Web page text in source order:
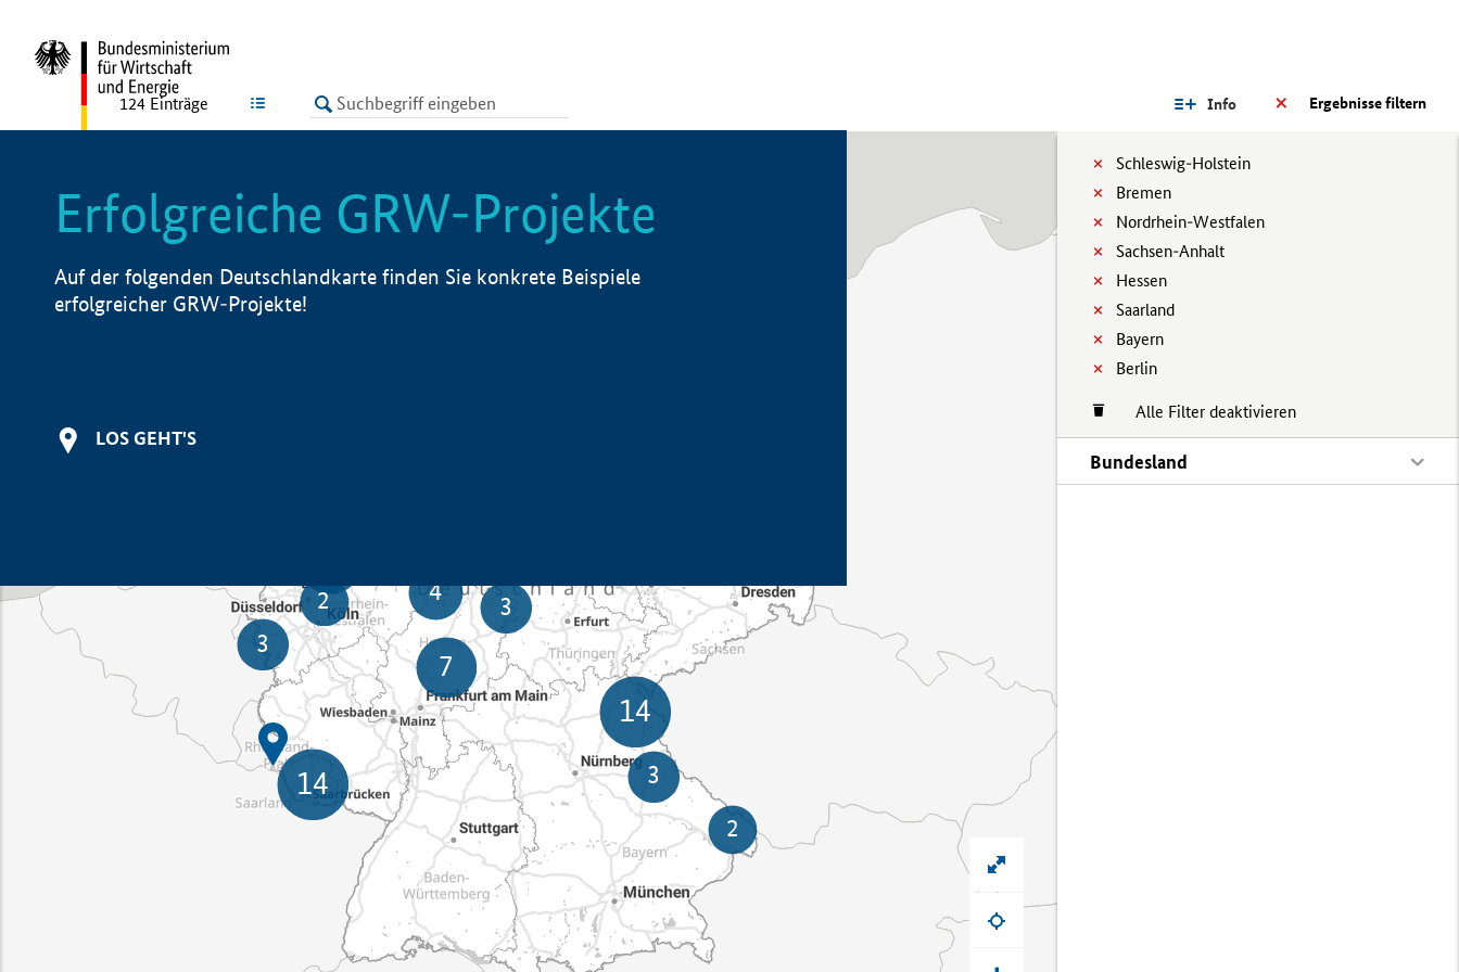
LISTE Ergebnisse filtern
Info
Schleswig-Holstein
Bremen
Nordrhein-Westfalen
Sachsen-Anhalt
Hessen
Saarland
Bayern
Berlin
Alle Filter deaktivieren
Bundesland
124 Einträge
Erfolgreiche GRW-Projekte
Auf der folgenden Deutschlandkarte finden Sie konkrete Beispiele
erfolgreicher GRW-Projekte!
LOS GEHT'S